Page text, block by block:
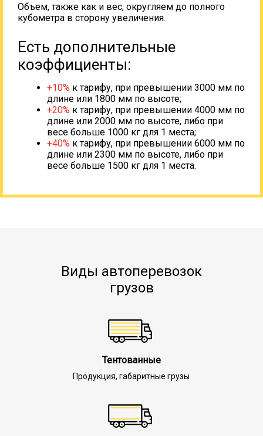
Объем, также как и вес, округляем до полного
кубометра в сторону увеличения.
Есть дополнительные
коэффициенты:
+10% к тарифу, при превышении 3000 мм по
длине или 1800 мм по высоте;
+20% к тарифу, при превышении 4000 мм по
длине или 2000 мм по высоте, либо при
весе больше 1000 кг для 1 места;
+40% к тарифу, при превышении 6000 мм по
длине или 2300 мм по высоте, либо при
весе больше 1500 кг для 1 места.
Виды автоперевозок
грузов
Тентованные
Продукция, габаритные грузы